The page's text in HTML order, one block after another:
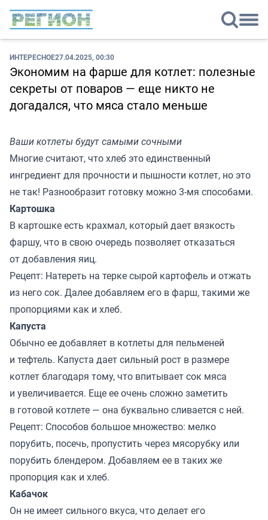
ИНТЕРЕСНОЕ27.04.2025, 00:30
Экономим на фарше для котлет: полезные
секреты от поваров — еще никто не
догадался, что мяса стало меньше
Ваши котлеты будут самыми сочными
Многие считают, что хлеб это единственный
ингредиент для прочности и пышности котлет, но это
не так! Разнообразит готовку можно 3-мя способами.
Картошка
В картошке есть крахмал, который дает вязкость
фаршу, что в свою очередь позволяет отказаться
от добавления яиц.
Рецепт: Натереть на терке сырой картофель и отжать
из него сок. Далее добавляем его в фарш, такими же
пропорциями как и хлеб.
Капуста
Обычно ее добавляет в котлеты для пельменей
и тефтель. Капуста дает сильный рост в размере
котлет благодаря тому, что впитывает сок мяса
и увеличивается. Еще ее очень сложно заметить
в готовой котлете — она буквально сливается с ней.
Рецепт: Способов большое множество: мелко
порубить, посечь, пропустить через мясорубку или
порубить блендером. Добавляем ее в таких же
пропорция как и хлеб.
Кабачок
Он не имеет сильного вкуса, что делает его